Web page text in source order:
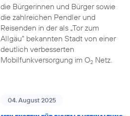
die Bürgerinnen und Bürger sowie
die zahlreichen Pendler und
Reisenden in der als „Tor zum
Allgäu“ bekannten Stadt von einer
deutlich verbesserten
Mobilfunkversorgung im O2Netz.
04. August 2025